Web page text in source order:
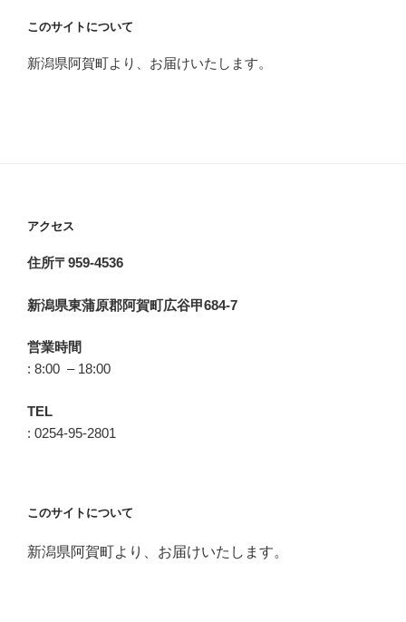
このサイトについて
新潟県阿賀町より、お届けいたします。
アクセス
住所〒959-4536
新潟県東蒲原郡阿賀町広谷甲684-7
営業時間
: 8:00 – 18:00
TEL
: 0254-95-2801
このサイトについて
新潟県阿賀町より、お届けいたします。